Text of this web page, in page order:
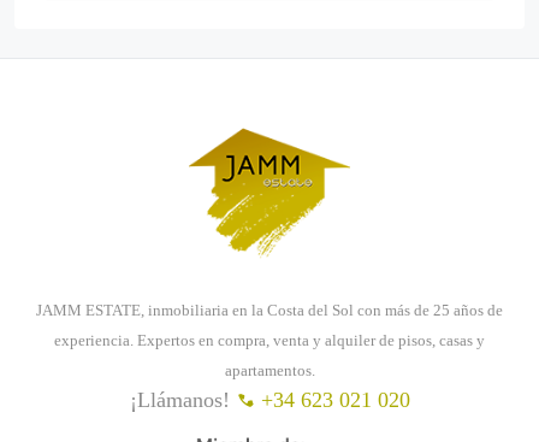
JAMM ESTATE, inmobiliaria en la Costa del Sol con más de 25 años de
experiencia. Expertos en compra, venta y alquiler de pisos, casas y
apartamentos.
¡Llámanos! +34 623 021 020